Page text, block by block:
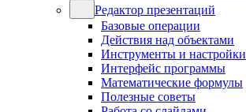
Редактор презентаций
Базовые операции
Действия над объектами
Инструменты и настройки
Интерфейс программы
Математические формулы
Полезные советы